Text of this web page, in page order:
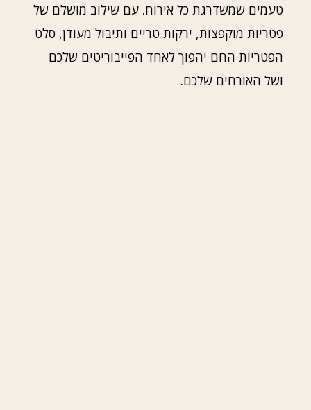
טעמים שמשדרגת כל אירוח. עם שילוב מושלם של
פטריות מוקפצות, ירקות טריים ותיבול מעודן, סלט
הפטריות החם יהפוך לאחד הפייבוריטים שלכם
ושל האורחים שלכם.